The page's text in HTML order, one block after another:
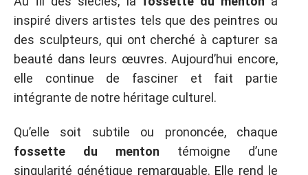
inspiré divers artistes tels que des peintres ou
des sculpteurs, qui ont cherché à capturer sa
beauté dans leurs œuvres. Aujourd’hui encore,
elle continue de fasciner et fait partie
intégrante de notre héritage culturel.
Qu’elle soit subtile ou prononcée, chaque
fossette du menton témoigne d’une
singularité génétique remarquable. Elle rend le